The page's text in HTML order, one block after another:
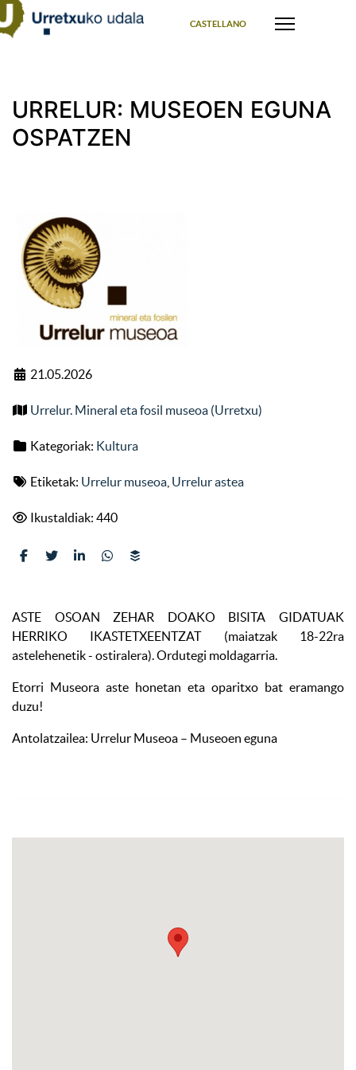
CASTELLANO
URRELUR: MUSEOEN EGUNA
OSPATZEN
21.05.2026
Urrelur. Mineral eta fosil museoa (Urretxu)
Kategoriak: Kultura
Etiketak: Urrelur museoa Urrelur astea
Ikustaldiak: 440
ASTE OSOAN ZEHAR DOAKO BISITA GIDATUAK
HERRIKO IKASTETXEENTZAT (maiatzak 18-22ra
astelehenetik - ostiralera). Ordutegi moldagarria.
Etorri Museora aste honetan eta oparitxo bat eramango
duzu!
Antolatzailea: Urrelur Museoa – Museoen eguna